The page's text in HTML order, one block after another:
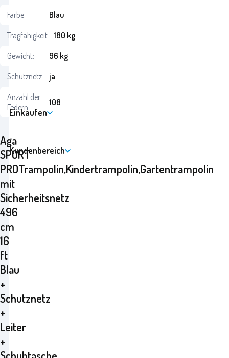
Aga
SPORT
PROTrampolin,Kindertrampolin,Gartentrampolin
mit
Sicherheitsnetz
496
cm
16
ft
Blau
+
Schutznetz
+
Leiter
+
Farbe:
Blau
Tragfähigkeit: 180 kg
Gewicht:
96 kg
Schutznetz:
ja
Anzahl der
Federn:
108
Einkaufen
Kundenbereich